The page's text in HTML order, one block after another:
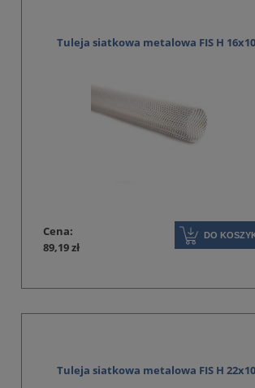
Tuleja siatkowa metalowa FIS H
Cena:
89,19 zł
DO
Tuleja siatkowa metalowa FIS H